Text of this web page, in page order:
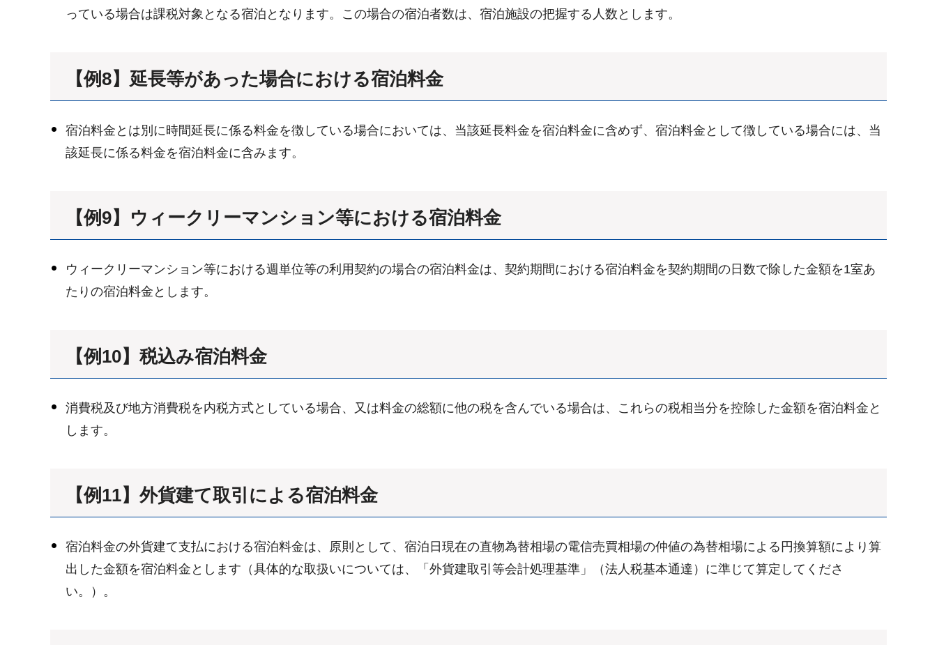
っている場合は課税対象となる宿泊となります。この場合の宿泊者数は、宿泊施設の把握する人数とします。
【例8】延長等があった場合における宿泊料金
宿泊料金とは別に時間延長に係る料金を徴している場合においては、当該延長料金を宿泊料金に含めず、宿泊料金として徴している場合には、当
該延長に係る料金を宿泊料金に含みます。
【例9】ウィークリーマンション等における宿泊料金
ウィークリーマンション等における週単位等の利用契約の場合の宿泊料金は、契約期間における宿泊料金を契約期間の日数で除した金額を1室あ
たりの宿泊料金とします。
【例10】税込み宿泊料金
消費税及び地方消費税を内税方式としている場合、又は料金の総額に他の税を含んでいる場合は、これらの税相当分を控除した金額を宿泊料金と
します。
【例11】外貨建て取引による宿泊料金
宿泊料金の外貨建て支払における宿泊料金は、原則として、宿泊日現在の直物為替相場の電信売買相場の仲値の為替相場による円換算額により算
出した金額を宿泊料金とします（具体的な取扱いについては、「外貨建取引等会計処理基準」（法人税基本通達）に準じて算定してくださ
い。）。